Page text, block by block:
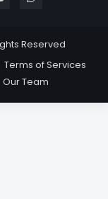
Reserved
Terms of Services
Our Team